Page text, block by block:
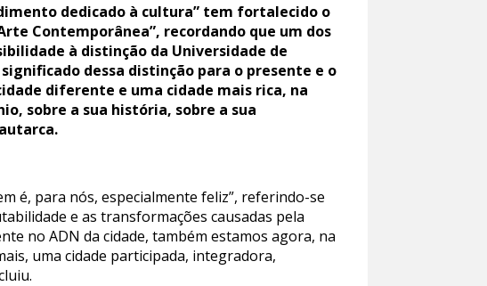
dedicado à cultura” tem fortalecido o
Contemporânea”, recordando que um dos
à distinção da Universidade de
dessa distinção para o presente e o
diferente e uma cidade mais rica, na
sobre a sua história, sobre a sua
é, para nós, especialmente feliz”, referindo-se
e as transformações causadas pela
no ADN da cidade, também estamos agora, na
uma cidade participada, integradora,